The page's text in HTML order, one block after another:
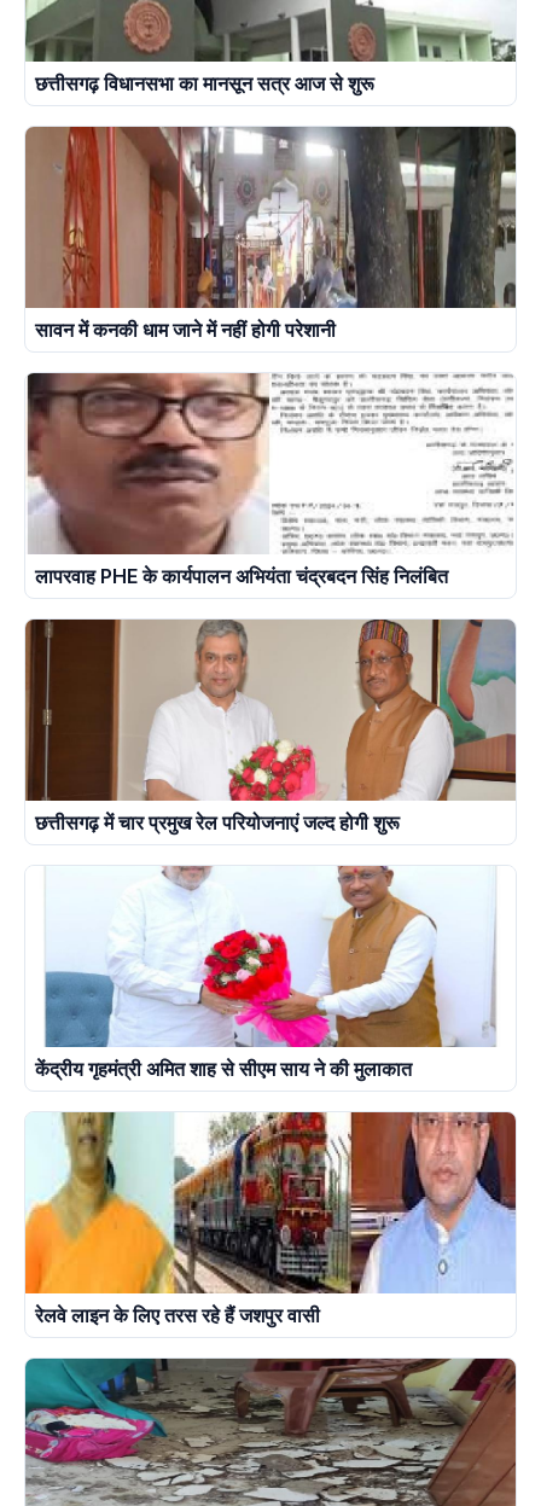
छत्तीसगढ़ विधानसभा का मानसून सत्र आज से शुरू
सावन में कनकी धाम जाने में नहीं होगी परेशानी
लापरवाह PHE के कार्यपालन अभियंता चंद्रबदन सिंह निलंबित
छत्तीसगढ़ में चार प्रमुख रेल परियोजनाएं जल्द होगी शुरू
केंद्रीय गृहमंत्री अमित शाह से सीएम साय ने की मुलाकात
रेलवे लाइन के लिए तरस रहे हैं जशपुर वासी